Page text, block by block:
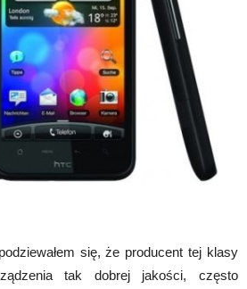
się, że producent tej klasy
tak dobrej jakości, często